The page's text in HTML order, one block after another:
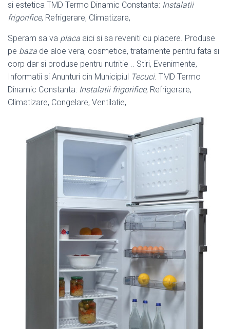
si estetica TMD Termo Dinamic Constanta: Instalatii
frigorifice, Refrigerare, Climatizare,
Speram sa va placa aici si sa reveniti cu placere. Produse
pe baza de aloe vera, cosmetice, tratamente pentru fata si
corp dar si produse pentru nutritie .. Stiri, Evenimente,
Informatii si Anunturi din Municipiul Tecuci. TMD Termo
Dinamic Constanta: Instalatii frigorifice, Refrigerare,
Climatizare, Congelare, Ventilatie,